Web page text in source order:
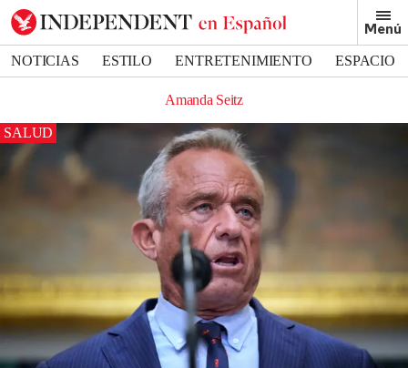
Menú
NOTICIAS ESTILO ENTRETENIMIENTO
ESPACIO
Amanda Seitz
SALUD